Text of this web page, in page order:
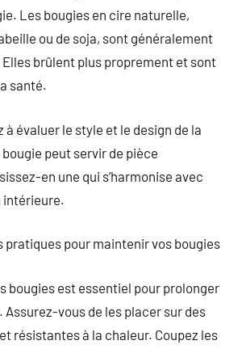
Les bougies en cire naturelle,
ou de soja, sont généralement
brûlent plus proprement et sont
santé.
à évaluer le style et le design de la
peut servir de pièce
en une qui s’harmonise avec
intérieure.
pratiques pour maintenir vos bougies
bougies est essentiel pour prolonger
Assurez-vous de les placer sur des
résistantes à la chaleur. Coupez les